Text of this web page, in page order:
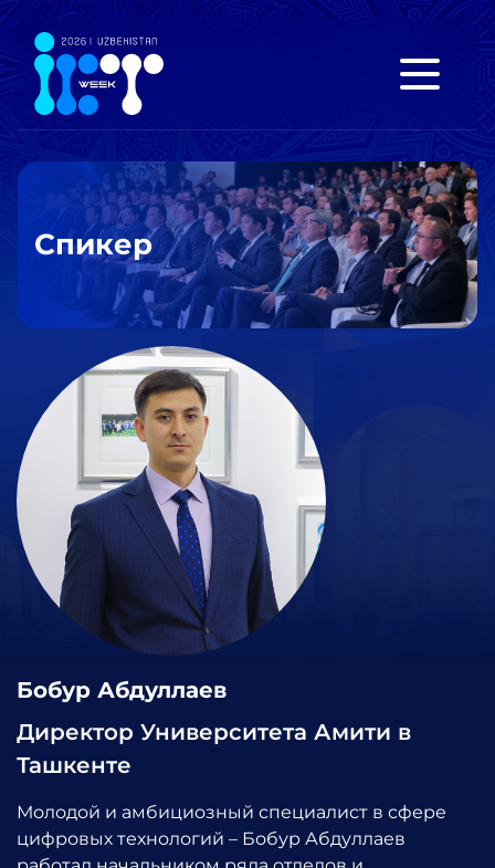
Спикер
Бобур Абдуллаев
Директор Университета Амити в
Ташкенте
Молодой и амбициозный специалист в сфере
цифровых технологий – Бобур Абдуллаев